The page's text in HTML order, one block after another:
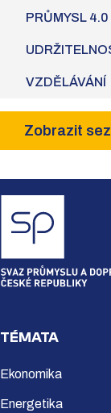
PRŮMYSL 4.0
VZDĚLÁVÁNÍ
Zobrazit
TÉMATA
Ekonomika
Energetika